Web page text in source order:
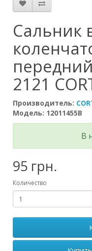
Сальник
2121
Производитель:
Модель: 12011455B
В
95 грн.
Количество